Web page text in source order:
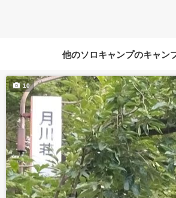
他のソロキャンプのキャン
10